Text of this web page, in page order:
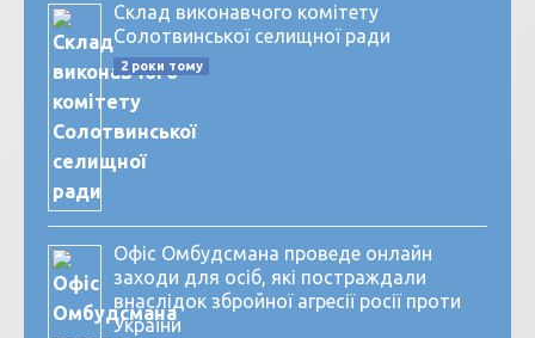
Склад виконавчого комітету
Солотвинської селищної ради
2 роки тому
Офіс Омбудсмана проведе онлайн
заходи для осіб, які постраждали
внаслідок збройної агресії росії проти
України